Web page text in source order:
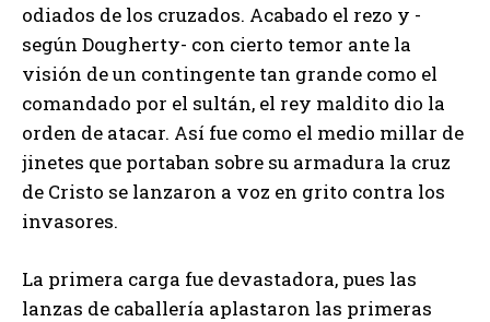
odiados de los cruzados. Acabado el rezo y -
según Dougherty- con cierto temor ante la
visión de un contingente tan grande como el
comandado por el sultán, el rey maldito dio la
orden de atacar. Así fue como el medio millar de
jinetes que portaban sobre su armadura la cruz
de Cristo se lanzaron a voz en grito contra los
invasores.
La primera carga fue devastadora, pues las
lanzas de caballería aplastaron las primeras